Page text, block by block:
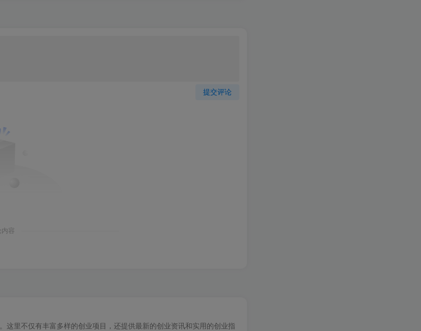
提交评论
内容
这里不仅有丰富多样的创业项目，还提供最新的创业资讯和实用的创业指